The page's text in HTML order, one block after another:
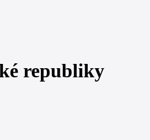
republiky